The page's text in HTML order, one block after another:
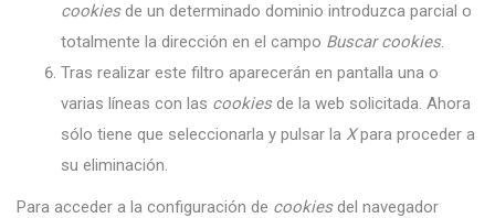
cookiesde un determinado dominio introduzca parcial o
totalmente la dirección en el campo Buscar cookies.
Tras realizar este filtro aparecerán en pantalla una o
varias líneas con las cookiesde la web solicitada. Ahora
sólo tiene que seleccionarla y pulsar la Xpara proceder a
su eliminación.
Para acceder a la configuración de cookiesdel navegador